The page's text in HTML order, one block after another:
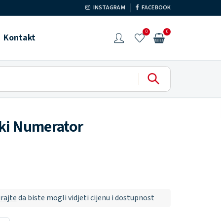
INSTAGRAM FACEBOOK
Kontakt 0 0
Numerator
da biste mogli vidjeti cijenu i dostupnost